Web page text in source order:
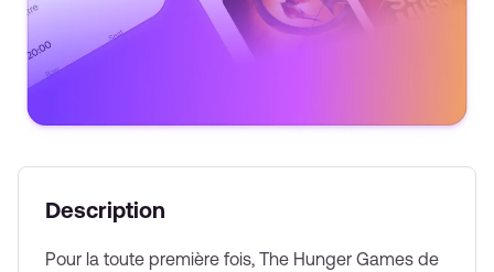
The Hunger Games Lottery
Hunger Games for an exclusive price of £30
Description
Pour la toute première fois, The Hunger Games de